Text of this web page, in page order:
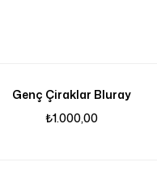
Genç Çiraklar Bluray
₺1.000,00